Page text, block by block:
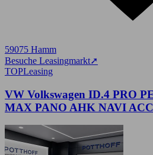
59075 Hamm
Besuche Leasingmarkt➚
TOPLeasing
VW Volkswagen ID.4 PRO
MAX PANO AHK NAVI